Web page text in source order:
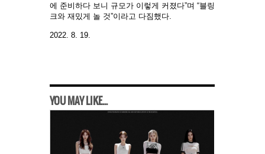
에 준비하다 보니 규모가 이렇게 커졌다”며 “블링
크와 재밌게 놀 것”이라고 다짐했다.
2022. 8. 19.
YOU MAY LIKE...